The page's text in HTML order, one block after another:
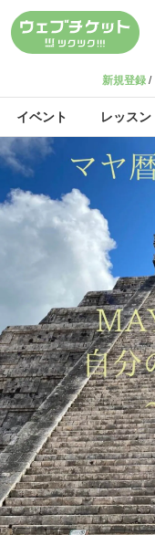
新規登録 /
イベント レッスン